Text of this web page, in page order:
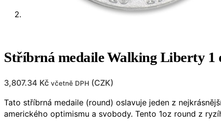
Stříbrná medaile Walking Liberty 1
3,807.34 Kč včetně DPH (CZK)
Tato stříbrná medaile (round) oslavuje jeden z
amerického optimismu a svobody. Tento 1oz round z